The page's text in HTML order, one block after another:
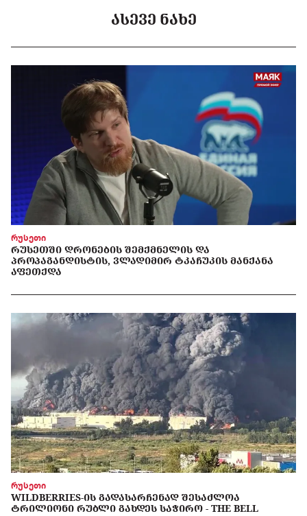
ᲐᲡᲔᲕᲔ ᲜᲐᲮᲔ
რუსეთი
ᲠᲣᲡᲔᲗᲨᲘ ᲓᲠᲝᲜᲔᲑᲘᲡ ᲨᲔᲛᲥᲛᲜᲔᲚᲘᲡ ᲓᲐ
ᲞᲠᲝᲞᲐᲒᲐᲜᲓᲘᲡᲢᲘᲡ, ᲕᲚᲐᲓᲘᲛᲘᲠ ᲢᲙᲐᲩᲣᲙᲘᲡ ᲛᲐᲜᲥᲐᲜᲐ
ᲐᲤᲔᲗᲥᲓᲐ
რუსეთი
WILDBERRIES-ᲘᲡ ᲒᲐᲓᲐᲡᲐᲠᲩᲔᲜᲐᲓ ᲨᲔᲡᲐᲫᲚᲝᲐ
ᲢᲠᲘᲚᲘᲝᲜᲘ ᲠᲣᲑᲚᲘ ᲒᲐᲮᲓᲔᲡ ᲡᲐᲭᲘᲠᲝ - THE BELL